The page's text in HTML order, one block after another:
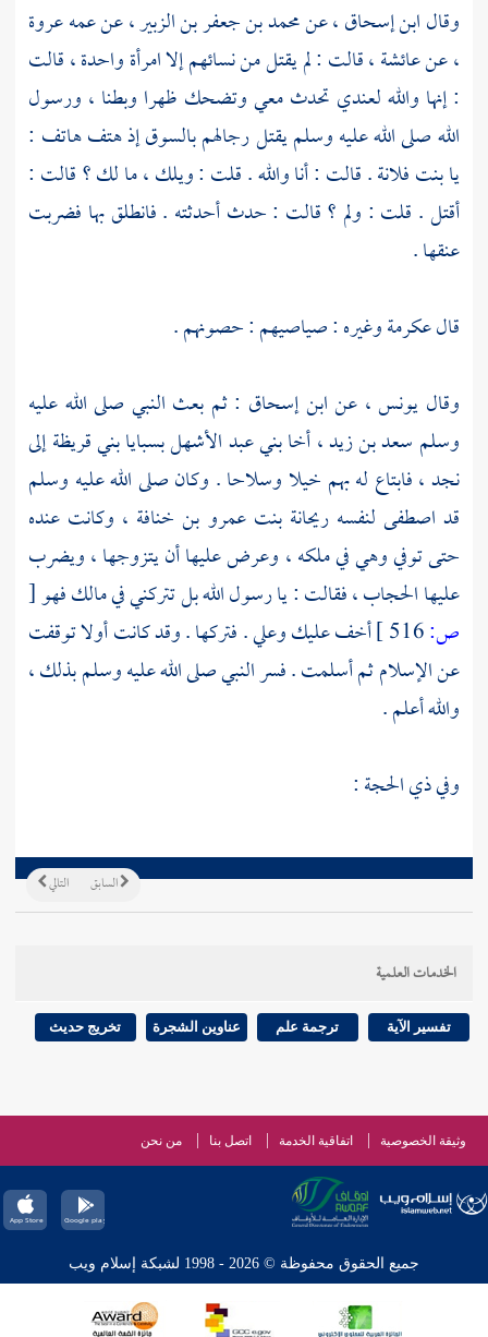
وقالابن إسحاق، عنمحمد بن جعفر بن الزبير ،عن عمهعروة
،عنعائشة ،قالت : لم يقتل من نسائهم إلا امرأة واحدة ، قالت
: إنها والله لعندي تحدث معي وتضحك ظهرا وبطنا ، ورسول
الله صلى الله عليه وسلم يقتل رجالهم بالسوق إذ هتف هاتف :
يا بنت فلانة . قالت : أنا والله . قلت : ويلك ، ما لك ؟ قالت :
أقتل . قلت : ولم ؟ قالت : حدث أحدثته . فانطلق بها فضربت
عنقها .
قالعكرمةوغيره : صياصيهم : حصونهم .
وقال يونس ، عنابن إسحاق : ثم بعث النبي صلى الله عليه
وسلم سعد بن زيد ،أخابني عبد الأشهلبسبايابني قريظةإلى
نجد ،فابتاع له بهم خيلا وسلاحا . وكان صلى الله عليه وسلم
قد اصطفى لنفسهريحانة بنت عمرو بن خنافة ، وكانت عنده
حتى توفي وهي في ملكه ، وعرض عليها أن يتزوجها ، ويضرب
عليها الحجاب ، فقالت : يا رسول الله بل تتركني في مالك فهو[
ص:
أخف عليك وعلي . فتركها . وقد كانت أولا توقفت
عن الإسلام ثم أسلمت . فسر النبي صلى الله عليه وسلم بذلك ،
والله أعلم .
وفي ذي الحجة :
التالي السابق
الخدمات العلمية
تفسير الآية ترجمة علم عناوين الشجرة تخريج حديث
وثيقة الخصوصية اتفاقية الخدمة اتصل بنا من نحن
جميع الحقوق محفوظة © 2026 - 1998 لشبكة إسلام ويب